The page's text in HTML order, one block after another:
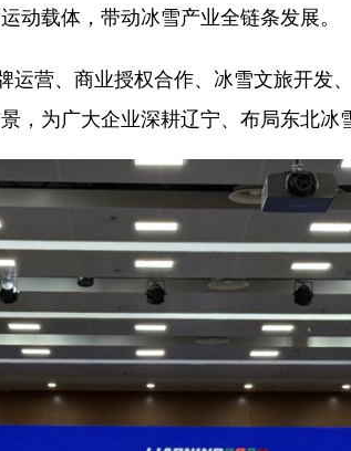
动载体，带动冰雪产业全链条发展。
营、商业授权合作、冰雪文旅开发
，为广大企业深耕辽宁、布局东北冰